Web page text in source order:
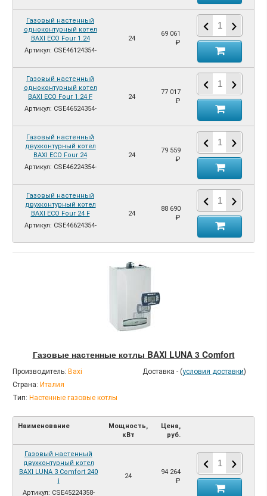
Газовый настенный
одноконтурный котел
BAXI ECO Four 1.24
Артикул: CSE46124354-
24
69 061
₽
Газовый настенный
одноконтурный котел
BAXI ECO Four 1.24 F
Артикул: CSE46524354-
24
77 017
₽
Газовый настенный
двухконтурный котел
BAXI ECO Four 24
Артикул: CSE46224354-
24
79 559
₽
Газовый настенный
двухконтурный котел
BAXI ECO Four 24 F
Артикул: CSE46624354-
24
88 690
₽
Газовые настенные котлы BAXI LUNA 3 Comfort
Производитель: Baxi
Страна: Италия
Тип: Настенные газовые котлы
Доставка - (условия доставки)
Наименование
Мощность,
кВт
Цена,
руб.
Газовый настенный
двухконтурный котел
BAXI LUNA 3 Comfort 240
i
Артикул: CSE45224358-
24
94 264
₽